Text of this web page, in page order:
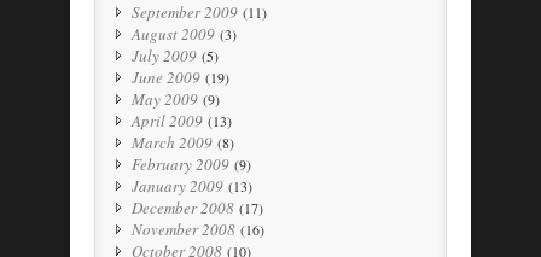
September 2009 (11)
August 2009 (3)
July 2009 (5)
June 2009 (19)
May 2009 (9)
April 2009 (13)
March 2009 (8)
February 2009 (9)
January 2009 (13)
December 2008 (17)
November 2008 (16)
October 2008 (10)